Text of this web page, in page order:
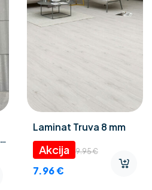
Laminat Truva 8 mm
9.95€
7.96€